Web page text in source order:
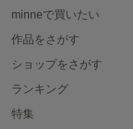
minneで買いたい
作品をさがす
ショップをさがす
ランキング
特集